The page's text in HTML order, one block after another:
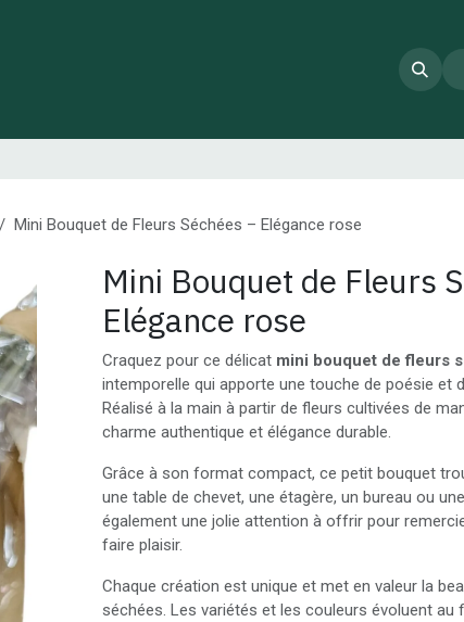
Mini Bouquet de Fleurs Séchées – Elégance rose
Mini Bouquet de Fleurs
Elégance rose
Craquez pour ce délicat mini bouquet de fleurs
intemporelle qui apporte une touche de poésie et
Réalisé à la main à partir de fleurs cultivées de
charme authentique et élégance durable.
Grâce à son format compact, ce petit bouquet
une table de chevet, une étagère, un bureau ou
également une jolie attention à offrir pour
faire plaisir.
Chaque création est unique et met en valeur la
séchées. Les variétés et les couleurs évoluent